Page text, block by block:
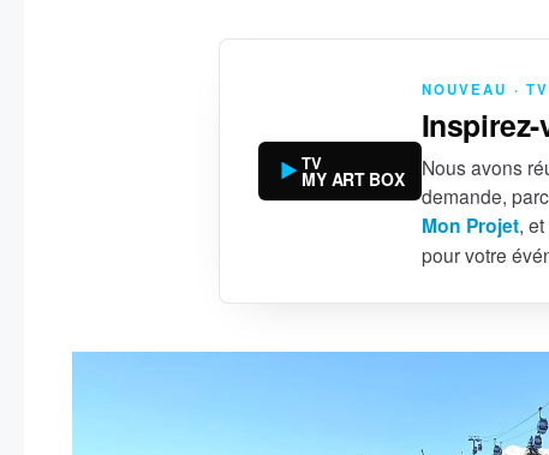
TV
MY ART BOX
NOUVEAU ·
Nous avons
demande,
Mon Projet,
pour votre